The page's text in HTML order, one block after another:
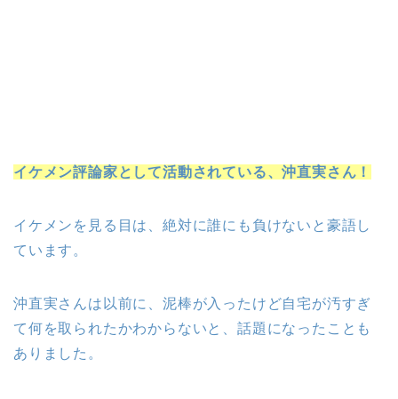
イケメン評論家として活動されている、沖直実さん！
イケメンを見る目は、絶対に誰にも負けないと豪語し
ています。
沖直実さんは以前に、泥棒が入ったけど自宅が汚すぎ
て何を取られたかわからないと、話題になったことも
ありました。